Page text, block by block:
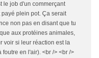
le job d'un commerçant
plein pot. Ça serait
non pas en disant que tu
aux protéines animales,
voir si leur réaction est la
en l'air). <br /> <br />